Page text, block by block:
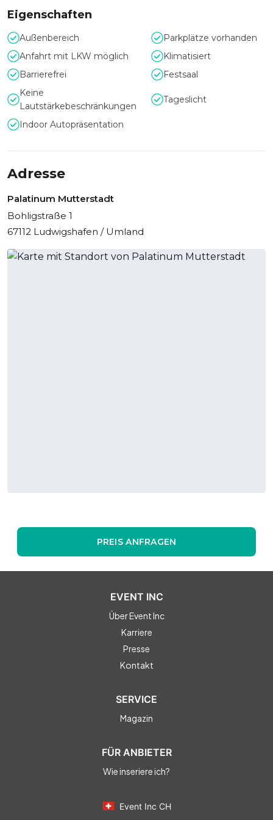
Eigenschaften
Außenbereich
Parkplätze vorhanden
Anfahrt mit LKW möglich
Klimatisiert
Barrierefrei
Festsaal
Keine
Lautstärkebeschränkungen
Tageslicht
Indoor Autopräsentation
Adresse
Palatinum Mutterstadt
Bohligstraße 1
67112 Ludwigshafen / Umland
PREIS ANFRAGEN
EVENT INC
Über Event Inc
Karriere
Presse
Kontakt
SERVICE
Magazin
FÜR ANBIETER
Wie inseriere ich?
Event Inc CH